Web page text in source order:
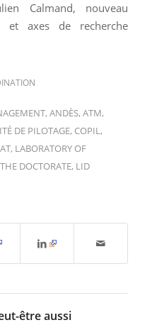
Calmand, nouveau
et axes de recherche
, ANDÈS, ATM,
DE PILOTAGE, COPIL,
, LABORATORY OF
DOCTORATE, LID
être aussi